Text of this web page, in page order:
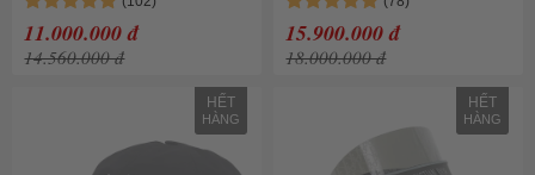
Đen
11.000.000 đ
14.560.000 đ
15.900.000 đ
18.000.000 đ
HẾT
HÀNG
HẾT
HÀNG